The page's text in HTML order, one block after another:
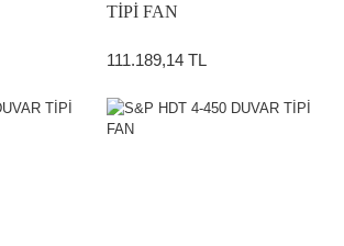
TİPİ FAN
111.189,14 TL